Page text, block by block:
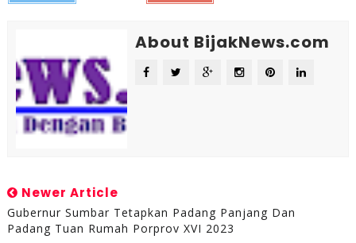
About BijakNews.com
Newer Article
Gubernur Sumbar Tetapkan Padang Panjang Dan
Padang Tuan Rumah Porprov XVI 2023